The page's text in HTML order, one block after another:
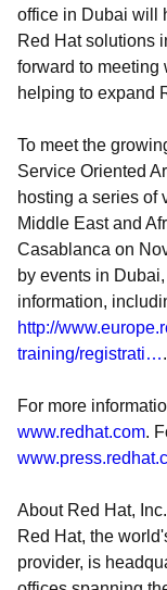
office in Dubai will
Red Hat solutions
forward to meeting
helping to expand
To meet the
Service Oriented
hosting a series of
Middle East and
Casablanca on
by events in
information,
http://
training/registrati….
For more
www.redhat.com.
About Red Hat, Inc.
Red Hat, the
provider, is